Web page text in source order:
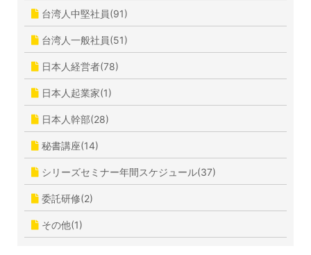
台湾人中堅社員(91)
台湾人一般社員(51)
日本人経営者(78)
日本人起業家(1)
日本人幹部(28)
秘書講座(14)
シリーズセミナー年間スケジュール(37)
委託研修(2)
その他(1)